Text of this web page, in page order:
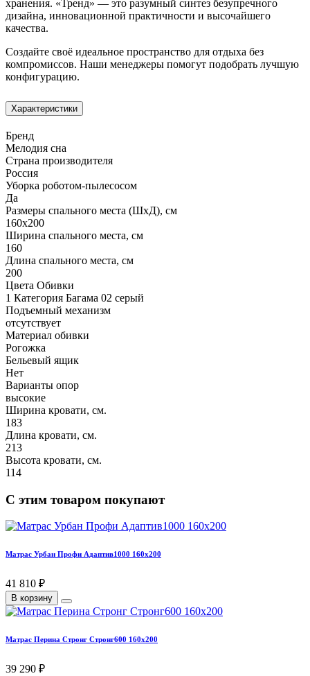
хранения. «Тренд» — это разумный синтез безупречного
дизайна, инновационной практичности и высочайшего
качества.
Создайте своё идеальное пространство для отдыха без
компромиссов. Наши менеджеры помогут подобрать лучшую
конфигурацию.
Характеристики
Бренд
Мелодия сна
Страна производителя
Россия
Уборка роботом-пылесосом
Да
Размеры спального места (ШхД), см
160х200
Ширина спального места, см
160
Длина спального места, см
200
Цвета Обивки
1 Категория Багама 02 серый
Подъемный механизм
отсутствует
Материал обивки
Рогожка
Бельевый ящик
Нет
Варианты опор
высокие
Ширина кровати, см.
183
Длина кровати, см.
213
Высота кровати, см.
114
С этим товаром покупают
Матрас Урбан Профи Адаптив1000 160х200
41 810 ₽
В корзину
Матрас Перина Стронг Стронг600 160х200
39 290 ₽